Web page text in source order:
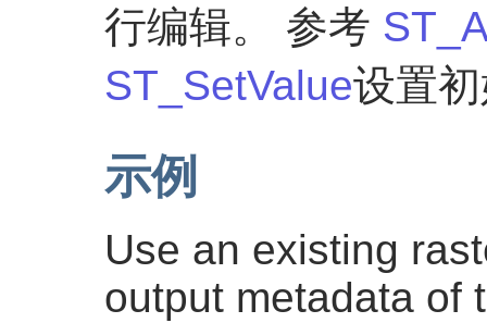
行编辑。 参考
ST_SetValue设置
示例
Use an existing
output metadata of